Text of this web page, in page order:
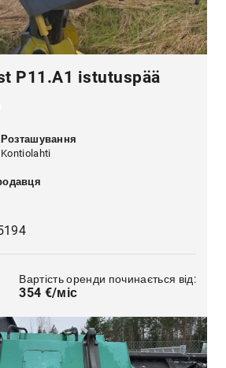
P11.A1 istutuspää
Розташування
Kontiolahti
Вартість оренди починається від:
354 €/міс